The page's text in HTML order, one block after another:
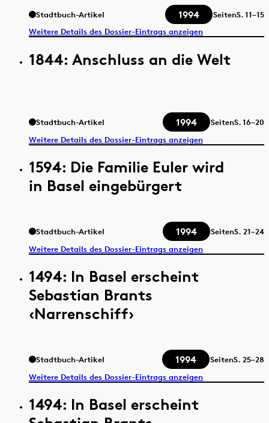
Stadtbuch-Artikel 1994 SeitenS.11–15
Weitere Details des Dossier-Eintrags anzeigen
1844: Anschluss an die Welt
Stadtbuch-Artikel 1994 SeitenS.16–20
Weitere Details des Dossier-Eintrags anzeigen
1594: Die Familie Euler wird
in Basel eingebürgert
Stadtbuch-Artikel 1994 SeitenS. 21–24
Weitere Details des Dossier-Eintrags anzeigen
1494: In Basel erscheint
Sebastian Brants
‹Narrenschiff›
Stadtbuch-Artikel 1994 SeitenS. 25–28
Weitere Details des Dossier-Eintrags anzeigen
1494: In Basel erscheint